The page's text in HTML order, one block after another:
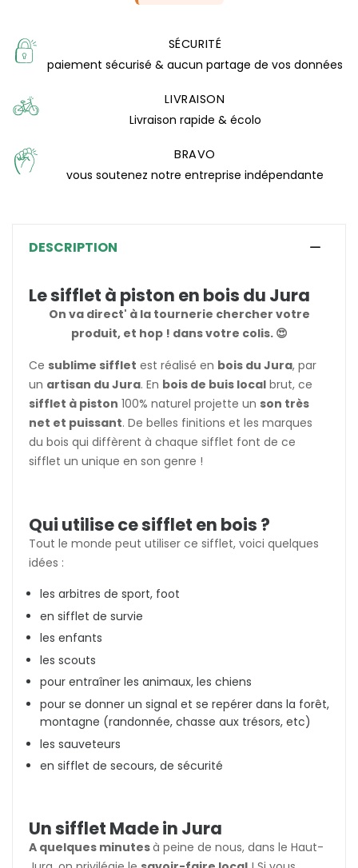
SÉCURITÉ
paiement sécurisé & aucun partage de vos données
LIVRAISON
Livraison rapide & écolo
BRAVO
vous soutenez notre entreprise indépendante
DESCRIPTION
Le sifflet à piston en bois du Jura
On va direct' à la tournerie chercher votre
produit, et hop ! dans votre colis. 😍
Ce sublime sifflet est réalisé en bois du Jura, par
un artisan du Jura. En bois de buis local brut, ce
sifflet à piston 100% naturel projette un son très
net et puissant. De belles finitions et les marques
du bois qui diffèrent à chaque sifflet font de ce
sifflet un unique en son genre !
Qui utilise ce sifflet en bois ?
Tout le monde peut utiliser ce sifflet, voici quelques
idées :
les arbitres de sport, foot
en sifflet de survie
les enfants
les scouts
pour entraîner les animaux, les chiens
pour se donner un signal et se repérer dans la forêt,
montagne (randonnée, chasse aux trésors, etc)
les sauveteurs
en sifflet de secours, de sécurité
Un sifflet Made in Jura
A quelques minutesà peine de nous, dans le Haut-